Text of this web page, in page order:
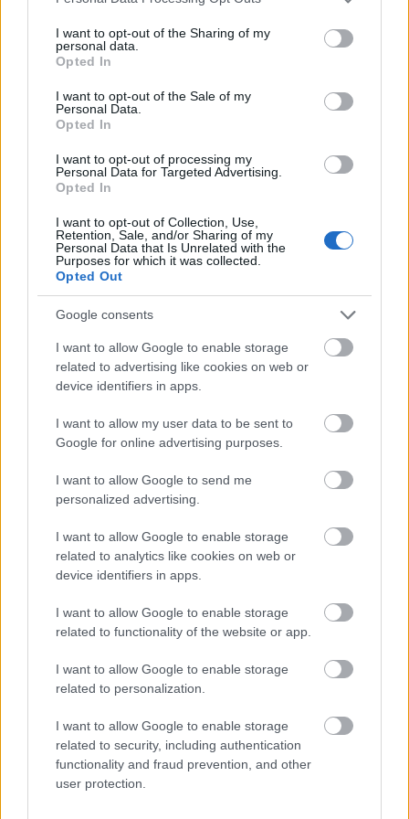
not limited to your visit or usage behaviour. You may click to
grant or deny consent to Google and its third-party tags to
use your data for below specified purposes in below Google
consent section.
I want to opt-out of the Sharing of my
personal data.
Opted In
I want to opt-out of the Sale of my
Personal Data.
Opted In
I want to opt-out of processing my
Personal Data for Targeted Advertising.
Opted In
I want to opt-out of Collection, Use,
Retention, Sale, and/or Sharing of my
Personal Data that Is Unrelated with the
Purposes for which it was collected.
Opted Out
Google consents
I want to allow Google to enable storage
related to advertising like cookies on web or
device identifiers in apps.
I want to allow my user data to be sent to
Google for online advertising purposes.
I want to allow Google to send me
personalized advertising.
I want to allow Google to enable storage
related to analytics like cookies on web or
device identifiers in apps.
I want to allow Google to enable storage
related to functionality of the website or app.
I want to allow Google to enable storage
related to personalization.
I want to allow Google to enable storage
related to security, including authentication
functionality and fraud prevention, and other
user protection.
Planicai månedsskiftet februar/mars.
Program:
Fredag 2. desember: 10km fristil, individuell
– 11:00: Langrenn 10km, kvinner (TV2, NRK
Radio)
Radio)
Alt av detaljer, startlister og resultater
Lørdag 3. desember: Sprint, fristil
– 09:30: Sprint prolog, kvinner og menn (TV2,
NRK Radio)
– 12:00: Sprint heat og finaler, kvinner og menn
(TV2, NRK Radio)
Alt av detaljer, startlister og resultater
Søndag 4. desember: 20km klassisk, fellesstart
– 12:00: Langrenn 20km, kvinner (TV2, NRK
Radio)
Radio)
Alt av detaljer, startlister og resultater
Alt av startlister og starttider, detaljer og resultater
finner du i vår søkbare seksjon for terminlister og
Meld deg på vårt nyhetsbrev